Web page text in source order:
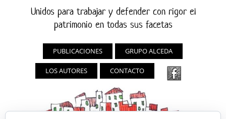
Unidos para trabajar y defender con rigor el
patrimonio en todas sus facetas
PUBLICACIONES GRUPO ALCEDA
LOS AUTORES CONTACTO